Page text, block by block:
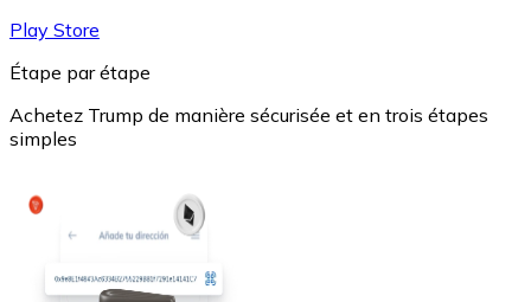
Play Store
Étape par étape
Achetez Trump de manière sécurisée et en trois étapes
simples